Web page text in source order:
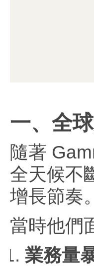
一、全
隨著
全天候不
增長節奏。
當時他們
業務量